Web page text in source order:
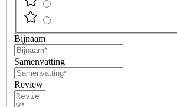
Bijnaam
Samenvatting
Review